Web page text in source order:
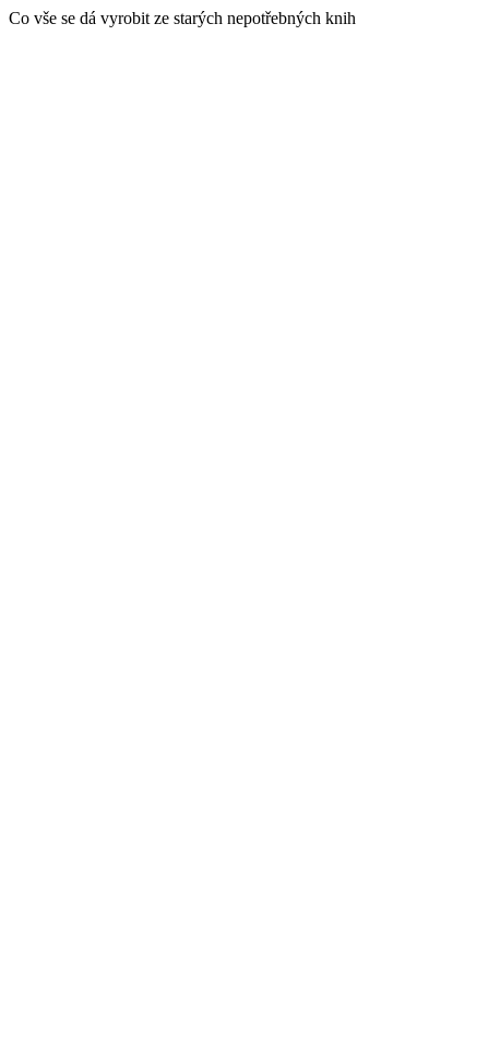
Co vše se dá vyrobit ze starých nepotřebných knih